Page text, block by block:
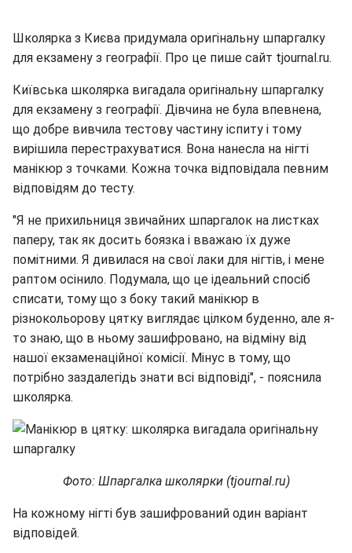
Школярка з Києва придумала оригінальну шпаргалку
для екзамену з географії. Про це пише сайт tjournal.ru.
Київська школярка вигадала оригінальну шпаргалку
для екзамену з географії. Дівчина не була впевнена,
що добре вивчила тестову частину іспиту і тому
вирішила перестрахуватися. Вона нанесла на нігті
манікюр з точками. Кожна точка відповідала певним
відповідям до тесту.
"Я не прихильниця звичайних шпаргалок на листках
паперу, так як досить боязка і вважаю їх дуже
помітними. Я дивилася на свої лаки для нігтів, і мене
раптом осінило. Подумала, що це ідеальний спосіб
списати, тому що з боку такий манікюр в
різнокольорову цятку виглядає цілком буденно, але я-
то знаю, що в ньому зашифровано, на відміну від
нашої екзаменаційної комісії. Мінус в тому, що
потрібно заздалегідь знати всі відповіді", - пояснила
школярка.
Фото: Шпаргалка школярки (tjournal.ru)
На кожному нігті був зашифрований один варіант
відповідей.